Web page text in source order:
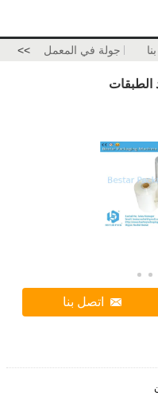
جولة في المعمل >>
اتصل بنا